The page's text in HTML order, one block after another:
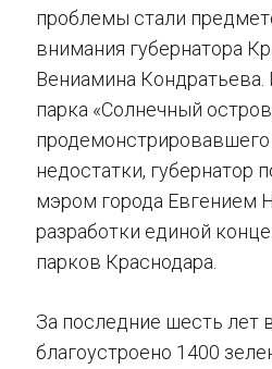
проблемы стали
внимания губернатора
Вениамина
парка «Солнечный
недостатки, губернатор
мэром города Евгением
разработки единой
парков Краснодара.
За последние шесть лет
благоустроено 1400